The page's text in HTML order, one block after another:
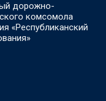
дорожно-
комсомола
«Республиканский